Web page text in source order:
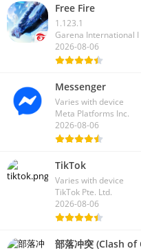
Free Fire
1.123.1
Garena International I
2026-08-06
Messenger
Varies with device
Meta Platforms Inc.
2026-08-06
TikTok
Varies with device
TikTok Pte. Ltd.
2026-08-06
部落冲突 (Clash of